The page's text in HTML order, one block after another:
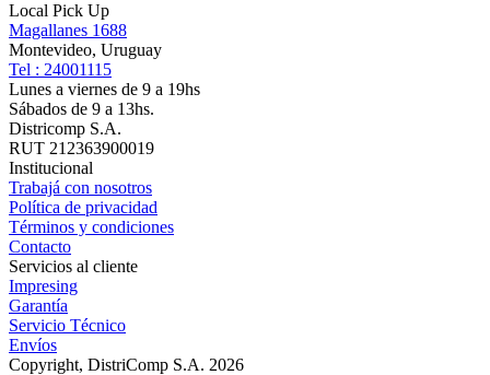
Local Pick Up
Magallanes 1688
Montevideo, Uruguay
Tel : 24001115
Lunes a viernes de 9 a 19hs
Sábados de 9 a 13hs.
Districomp S.A.
RUT 212363900019
Institucional
Trabajá con nosotros
Política de privacidad
Términos y condiciones
Contacto
Servicios al cliente
Impresing
Garantía
Servicio Técnico
Envíos
Copyright, DistriComp S.A. 2026